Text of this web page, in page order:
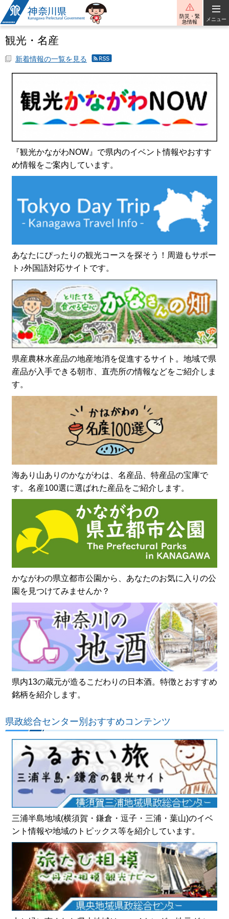
神奈川県
防災・緊
急情報
メニュー
観光・名産
新着情報の一覧を見る
観
の新
着情
報の
RSS
配信
『観光かながわNOW』で県内のイベント情報やおすす
め情報をご案内しています。
あなたにぴったりの観光コースを探そう！周遊もサポー
ト♪外国語対応サイトです。
県産農林水産品の地産地消を促進するサイト。地域で県
産品が入手できる朝市、直売所の情報などをご紹介しま
す。
海あり山ありのかながわは、名産品、特産品の宝庫で
す。名産100選に選ばれた産品をご紹介します。
かながわの県立都市公園から、あなたのお気に入りの公
園を見つけてみませんか？
県内13の蔵元が造るこだわりの日本酒。特徴とおすすめ
銘柄を紹介します。
県政総合センター別おすすめコンテンツ
三浦半島地域(横須賀・鎌倉・逗子・三浦・葉山)のイベ
ント情報や地域のトピックス等を紹介しています。